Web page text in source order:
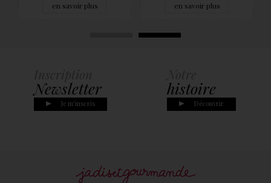
en savoir plus en savoir plus
Newsletter
Je m'inscris
histoire
Découvrir